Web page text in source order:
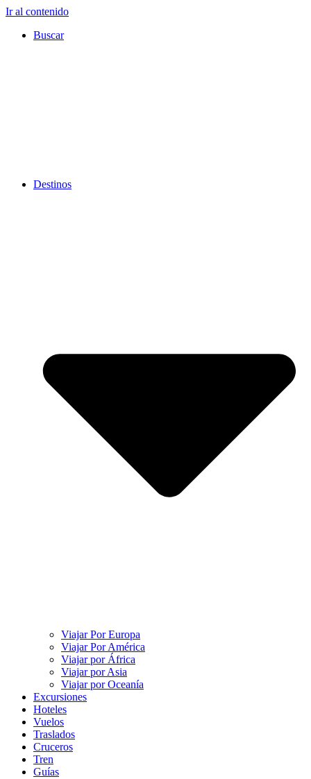
Ir al contenido
Buscar
Destinos
Viajar Por Europa
Viajar Por América
Viajar por África
Viajar por Asia
Viajar por Oceanía
Excursiones
Hoteles
Vuelos
Traslados
Cruceros
Tren
Guías